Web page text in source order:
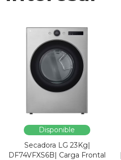
Disponible
Secadora LG 23Kg|
DF74VFXS6B| Carga Frontal